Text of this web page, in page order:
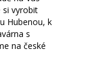
si vyrobit
Hubenou, k
s
na české